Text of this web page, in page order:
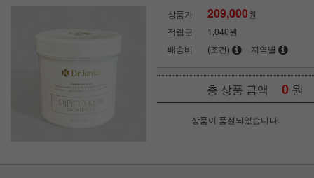
상품가 209,000원
적립금
1,040원
배송비
(조건) 지역별
총 상품 금액 0 원
상품이 품절되었습니다.